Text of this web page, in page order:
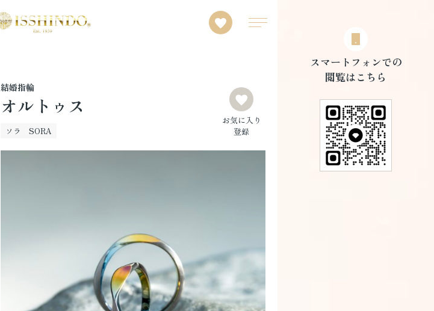
スマートフォンでの
閲覧はこちら
結婚指輪
オルトゥス
ソラ SORA
お気に入り
登録